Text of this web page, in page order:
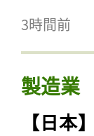
3時間前
製造業
【日本